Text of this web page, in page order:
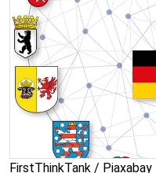
FirstThinkTank / Piaxabay